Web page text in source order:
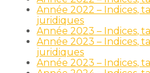
Année 2022 – Indices,
juridiques
Année 2023 – Indices,
Année 2023 – Indices,
juridiques
Année 2023 – Indices,